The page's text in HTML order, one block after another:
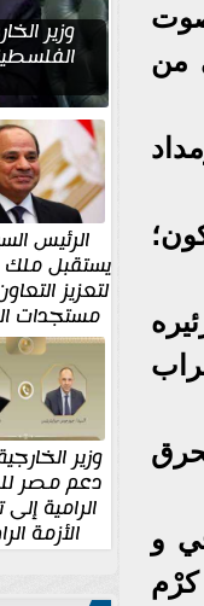
من
و
وزير
الرئيس
يستقبل ملك
لتعزيز
مستجدات
الإقليمية
وزير
دعم مصر
الرامية
الأزمة